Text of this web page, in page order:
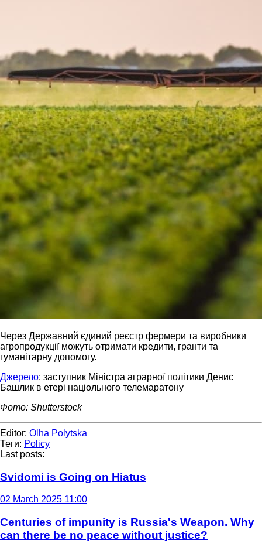
Через Державний єдиний реєстр фермери та виробники
агропродукції можуть отримати кредити, гранти та
гуманітарну допомогу.
Джерело: заступник Міністра аграрної політики Денис
Башлик в етері націольного телемаратону
Фото: Shutterstock
Editor: Olha Polytska
Теги: Policy
Last posts:
Svidomi is Going on Hiatus
02 March 2025 11:00
Centuries of impunity is Russia's Weapon. Why
can there be no peace without justice?